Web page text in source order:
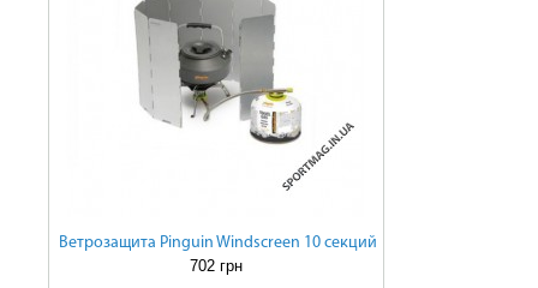
Ветрозащита Pinguin Windscreen 10 секций
702 грн